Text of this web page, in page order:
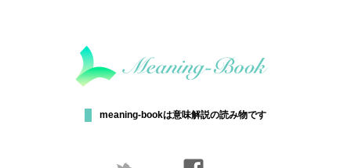
meaning-bookは意味解説の読み物です